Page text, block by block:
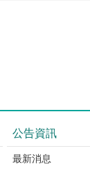
公告資訊
最新消息